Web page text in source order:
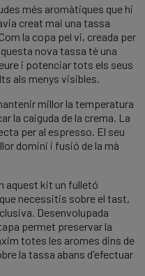
més aromàtiques que hi
creat mai una tassa
la copa pel vi, creada per
nova tassa té una
i potenciar tots els seus
als menys visibles.
millor la temperatura
la caiguda de la crema. La
per al espresso. El seu
domini i fusió de la mà
aquest kit un fulletó
necessitis sobre el tast,
Desenvolupada
permet preservar la
totes les aromes dins de
la tassa abans d'efectuar